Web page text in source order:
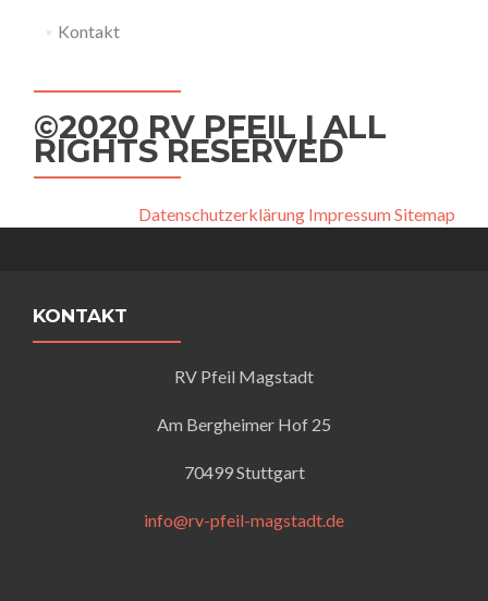
Kontakt
©2020 RV PFEIL | ALL
RIGHTS RESERVED
Datenschutzerklärung ImpressumSitemap
KONTAKT
RV Pfeil Magstadt
Am Bergheimer Hof 25
70499 Stuttgart
info@rv-pfeil-magstadt.de